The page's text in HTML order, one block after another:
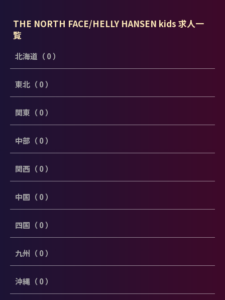
THE NORTH FACE/HELLY HANSEN kids 求人一
覧
北海道（ 0 ）
東北（ 0 ）
関東（ 0 ）
中部（ 0 ）
関西（ 0 ）
中国（ 0 ）
四国（ 0 ）
九州（ 0 ）
沖縄（ 0 ）